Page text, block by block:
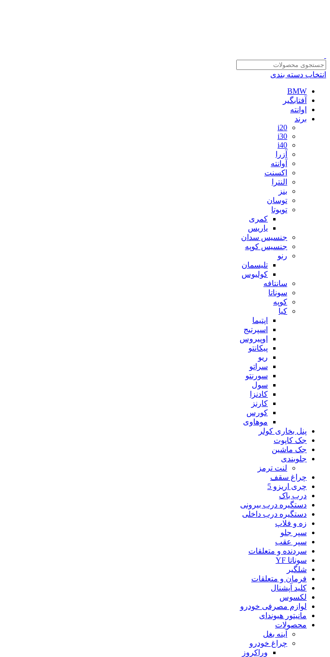
انتخاب دسته بندی
BMW
آفتابگیر
اوانته
برند
i20
i30
i40
آزرا
آوانته
اکسنت
النترا
بنز
توسان
تویوتا
کمری
یاریس
جنسیس سدان
جنسیس کوپه
رنو
تلیسمان
کولیوس
سانتافه
سوناتا
کوپه
کیا
اپتیما
اسپرتیج
اوپیروس
پیکانتو
ریو
سراتو
سورنتو
سول
کادنزا
کارنز
کورس
موهاوی
پنل بخاری کولر
جک کاپوت
جک ماشین
جلوبندی
لنت ترمز
چراغ سقف
چری اریزو 5
درب باک
دستگیره درب بیرونی
دستگیره درب داخلی
زه و فلاپ
سپر جلو
سپر عقب
سردنده و متعلقات
سوناتا YF
شلگیر
فرمان و متعلقات
کلید آپشنال
لکسوس
لوازم مصرفی خودرو
مانیتور هیوندای
محصولات
آینه بغل
چراغ خودرو
وراکروز